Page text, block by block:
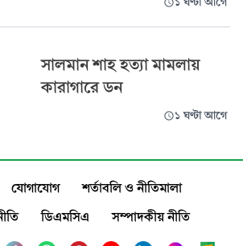
সালমান শাহ হত্যা মামলায়
কারাগারে ডন
১ ঘণ্টা আগে
যোগাযোগ
শর্তাবলি ও নীতিমালা
ডিএমসিএ সম্পাদকীয় নীতি